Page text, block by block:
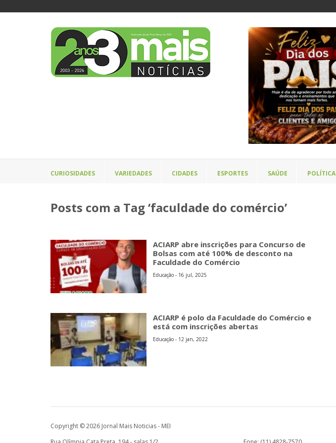
CURIOSIDADES VARIEDADES CIDADES ESPORTES SAÚDE POLÍTICA
Posts com a Tag ‘faculdade do comércio’
ACIARP abre inscrições para Concurso de
Bolsas com até 100% de desconto na
Faculdade do Comércio
Educação - 16 jul, 2025
ACIARP é polo da Faculdade do Comércio e
está com inscrições abertas
Educação - 12 jan, 2022
Copyright © 2026 Jornal Mais Noticias - MEI